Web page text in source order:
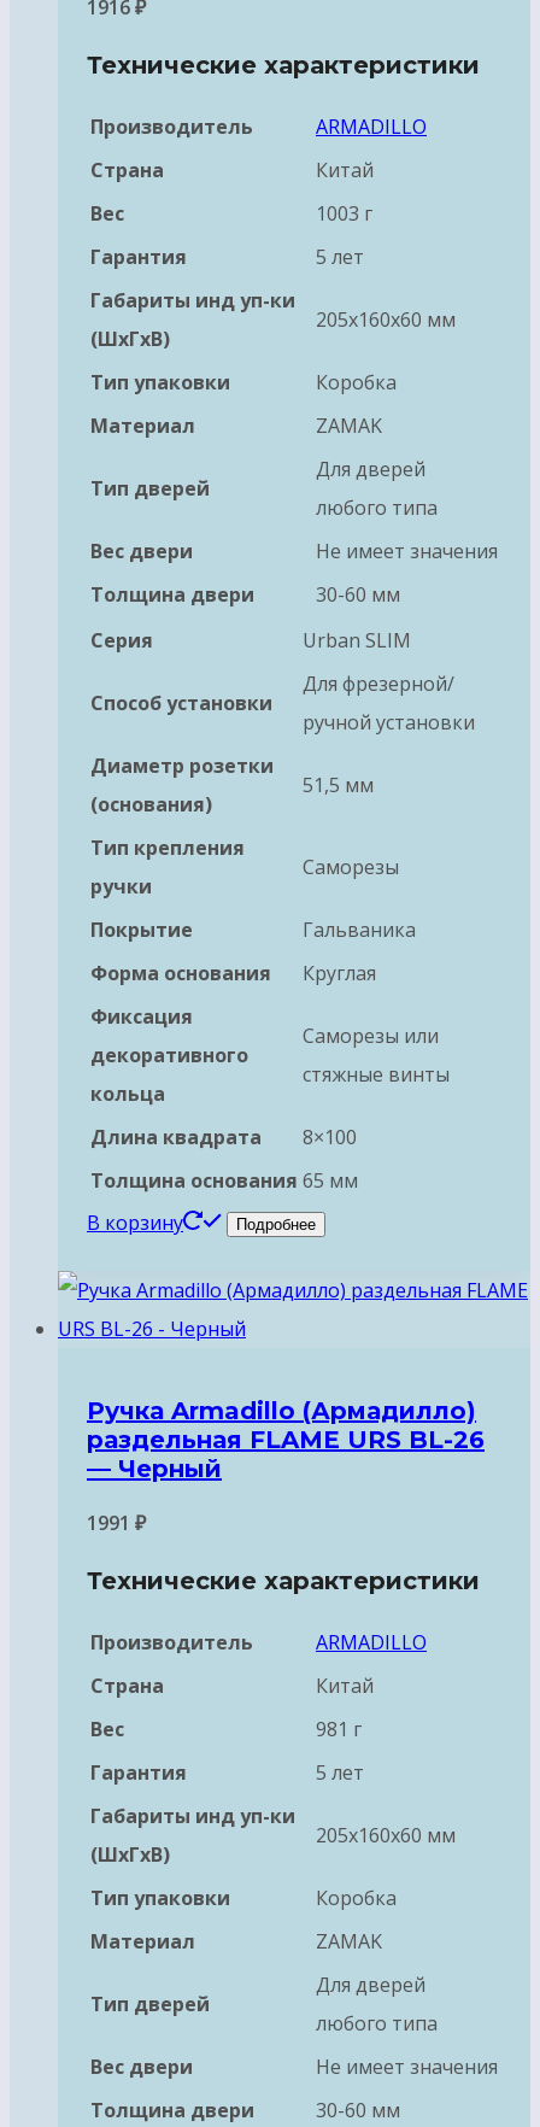
1916₽
Технические характеристики
Производитель
ARMADILLO
Страна
Китай
Вес
1003 г
Гарантия
5 лет
Габариты инд уп-ки
(ШхГхВ)
205x160x60 мм
Тип упаковки
Коробка
Материал
ZAMAK
Тип дверей
Для дверей
любого типа
Вес двери
Не имеет значения
Толщина двери
30-60 мм
Серия
Urban SLIM
Способ установки
Для фрезерной/
ручной установки
Диаметр розетки
(основания)
51,5 мм
Тип крепления
ручки
Саморезы
Покрытие
Гальваника
Форма основания
Круглая
Фиксация
декоративного
кольца
Саморезы или
стяжные винты
Длина квадрата
8×100
Толщина основания 65 мм
В корзину
Подробнее
Ручка Armadillo (Армадилло)
раздельная FLAME URS BL-26
— Черный
1991 ₽
Технические характеристики
Производитель
ARMADILLO
Страна
Китай
Вес
981 г
Гарантия
5 лет
Габариты инд уп-ки
(ШхГхВ)
205x160x60 мм
Тип упаковки
Коробка
Материал
ZAMAK
Тип дверей
Для дверей
любого типа
Вес двери
Не имеет значения
Толщина двери
30-60 мм